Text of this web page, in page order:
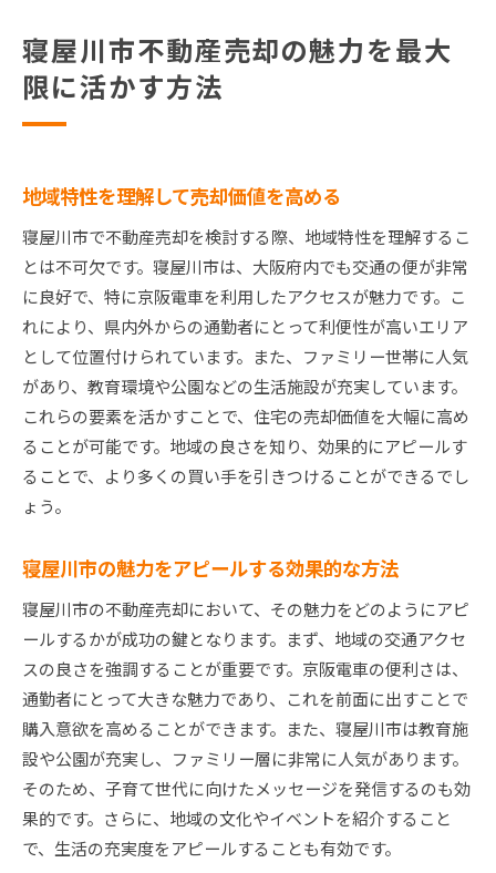
写真とオンラインリスティングの活用方法
寝屋川市での不動産売却成功のためのステップ
市場価格の設定と交渉テクニック
内覧会を成功させる準備と注意点
売却契約の締結後の重要事項
不動産市場の最新情報を活かした寝屋川市での売却
最新の市場動向を把握する方法
データに基づいた価格設定の技法
競合物件との比較で優位に立つ方法
効果的なマーケティング戦略の選定
寝屋川市不動産売却で高価格を実現する秘訣
高価格売却に向けたホームステージング
外観と内装の魅力を高める改装のポイント
プロの写真撮影で引き付ける方法
マーケットの需要を理解した価格戦略
オープンハウスでのプレゼンテーション術
購入希望者との交渉で注意すべき点
寝屋川市での不動産売却をスムーズに進めるポイン
ト
寝屋川市不動産売却の魅力を最大
限に活かす方法
地域特性を理解して売却価値を高める
寝屋川市で不動産売却を検討する際、地域特性を理解するこ
とは不可欠です。寝屋川市は、大阪府内でも交通の便が非常
に良好で、特に京阪電車を利用したアクセスが魅力です。こ
れにより、県内外からの通勤者にとって利便性が高いエリア
として位置付けられています。また、ファミリー世帯に人気
があり、教育環境や公園などの生活施設が充実しています。
これらの要素を活かすことで、住宅の売却価値を大幅に高め
ることが可能です。地域の良さを知り、効果的にアピールす
ることで、より多くの買い手を引きつけることができるでし
ょう。
寝屋川市の魅力をアピールする効果的な方法
寝屋川市の不動産売却において、その魅力をどのようにアピ
ールするかが成功の鍵となります。まず、地域の交通アクセ
スの良さを強調することが重要です。京阪電車の便利さは、
通勤者にとって大きな魅力であり、これを前面に出すことで
購入意欲を高めることができます。また、寝屋川市は教育施
設や公園が充実し、ファミリー層に非常に人気があります。
そのため、子育て世代に向けたメッセージを発信するのも効
果的です。さらに、地域の文化やイベントを紹介すること
で、生活の充実度をアピールすることも有効です。